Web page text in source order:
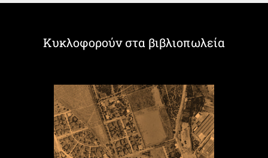
Κυκλοφορούν στα βιβλιοπωλεία